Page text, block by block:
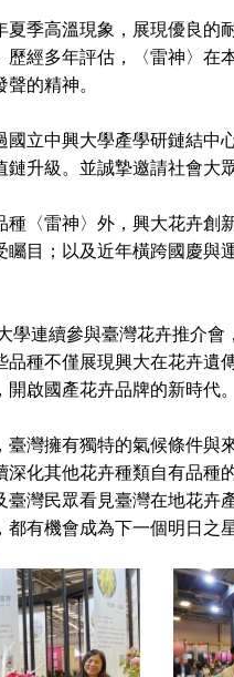
夏季高溫現象，展現優良的
歷經多年評估，〈雷神〉在
的精神。
國立中興大學產學研鏈結
升級。並誠摯邀請社會大
種〈雷神〉外，興大花卉創
矚目；以及近年橫跨國慶與
學連續參與臺灣花卉推介
品種不僅展現興大在花卉遺
啟國產花卉品牌的新時代。
臺灣擁有獨特的氣候條件與
深化其他花卉種類自有品
灣民眾看見臺灣在地花卉
有機會成為下一個明日之